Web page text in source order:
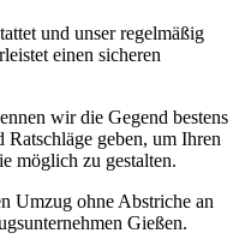
und unser regelmäßig
einen sicheren
wir die Gegend bestens
geben, um Ihren
möglich zu gestalten.
Umzug ohne Abstriche an
Gießen.